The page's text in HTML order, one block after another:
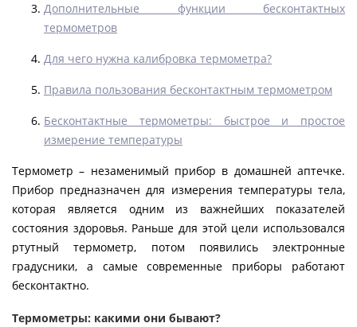
Дополнительные функции бесконтактных
термометров
Для чего нужна калибровка термометра?
Правила пользования бесконтактным термометром
Бесконтактные термометры: быстрое и простое
измерение температуры
Термометр – незаменимый прибор в домашней аптечке.
Прибор предназначен для измерения температуры тела,
которая является одним из важнейших показателей
состояния здоровья. Раньше для этой цели использовался
ртутный термометр, потом появились электронные
градусники, а самые современные приборы работают
бесконтактно.
Термометры: какими они бывают?